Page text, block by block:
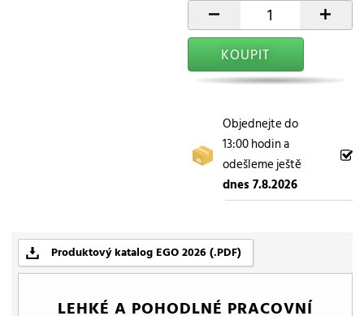
- +
KOUPIT
Objednejte do
13:00 hodin a
odešleme ještě
dnes 7.8.2026
Produktový katalog EGO 2026 (.PDF)
LEHKÉ A POHODLNÉ PRACOVNÍ